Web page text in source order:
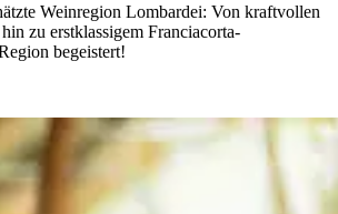
Weinregion Lombardei: Von kraftvollen
zu erstklassigem Franciacorta-
begeistert!